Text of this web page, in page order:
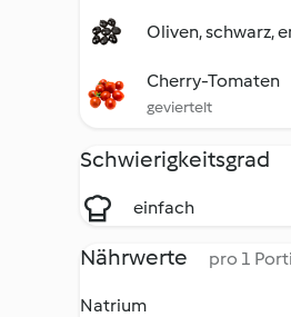
Oliven, schwarz,
Cherry-Tomaten
geviertelt
Schwierigkeitsgrad
einfach
Nährwerte pro 1
Natrium